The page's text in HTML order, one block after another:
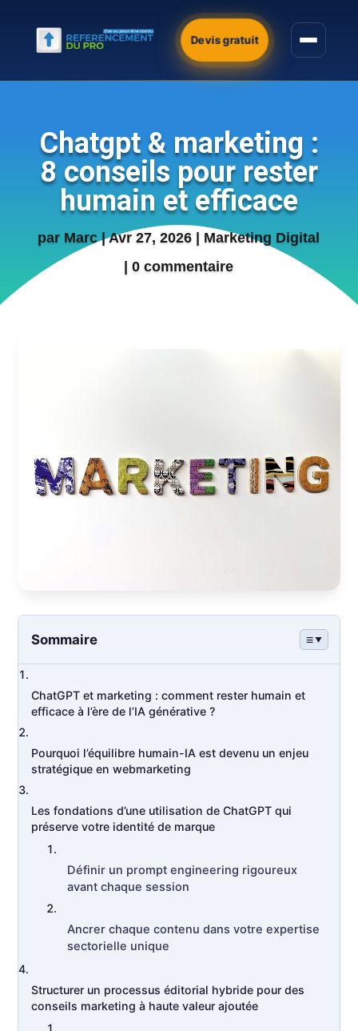
Devis gratuit
Chatgpt & marketing :
8 conseils pour rester
humain et efficace
par Marc|Avr 27, 2026
Marketing Digital
|0 commentaire
Sommaire
ChatGPT et marketing : comment rester humain et
efficace à l’ère de l’IA générative ?
Pourquoi l’équilibre humain-IA est devenu un enjeu
stratégique en webmarketing
Les fondations d’une utilisation de ChatGPT qui
préserve votre identité de marque
Définir un prompt engineering rigoureux
avant chaque session
Ancrer chaque contenu dans votre expertise
sectorielle unique
Structurer un processus éditorial hybride pour des
conseils marketing à haute valeur ajoutée